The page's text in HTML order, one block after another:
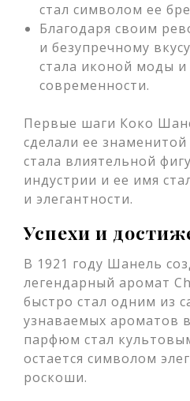
стал символом ее
Благодаря своим
и безупречному
стала иконой моды
современности.
Первые шаги Коко
сделали ее
стала влиятельной
индустрии и ее имя
и элегантности.
Успехи и
В 1921 году Шанель
легендарный аромат
быстро стал одним из
узнаваемых ароматов
парфюм стал
остается символом
роскоши.